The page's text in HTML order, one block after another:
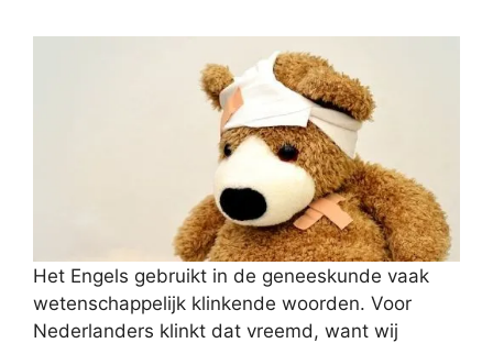
Het Engels gebruikt in de geneeskunde vaak
wetenschappelijk klinkende woorden. Voor
Nederlanders klinkt dat vreemd, want wij